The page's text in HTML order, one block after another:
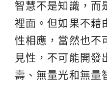
智慧不是知識，而
裡面。但如果不藉
性相應，當然也不
見性 ，不可能開發
壽、無量光和無量